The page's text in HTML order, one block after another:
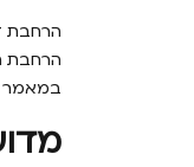
הרחבת
הרחבת
במאמר